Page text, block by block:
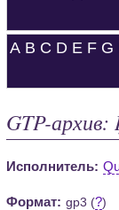
A B C D E F G
GTP-
Исполнитель:
Формат: gp3 (?)